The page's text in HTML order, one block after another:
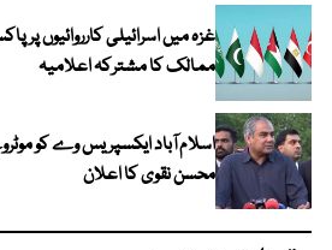
ممالک کا مشترکہ اعلامیہ
اسلام آباد ایکسپریس وے کو
محسن نقوی کا اعلان